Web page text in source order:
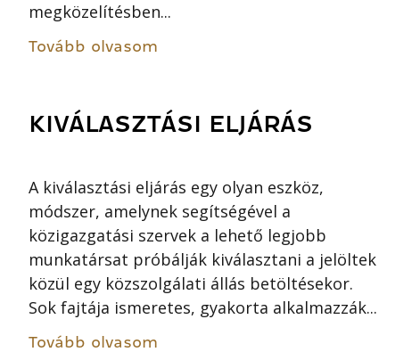
megközelítésben...
Tovább olvasom
KIVÁLASZTÁSI ELJÁRÁS
A kiválasztási eljárás egy olyan eszköz,
módszer, amelynek segítségével a
közigazgatási szervek a lehető legjobb
munkatársat próbálják kiválasztani a jelöltek
közül egy közszolgálati állás betöltésekor.
Sok fajtája ismeretes, gyakorta alkalmazzák...
Tovább olvasom